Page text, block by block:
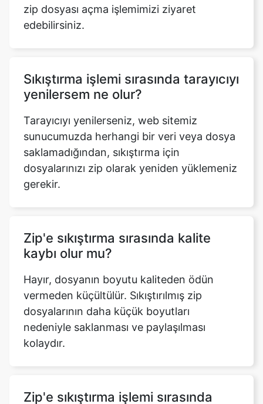
Tarayıcıyı yenilerseniz, web sitemiz
sunucumuzda herhangi bir veri veya dosya
dosyalarınızı zip olarak yeniden yüklemeniz
gerekir.
Zip'e sıkıştırma sırasında kalite
Hayır, dosyanın boyutu kaliteden ödün
vermeden küçültülür. Sıkıştırılmış zip
nedeniyle saklanması ve paylaşılması
kolaydır.
Zip'e sıkıştırma işlemi sırasında
Dosya boyutunun küçültülmesinin kapsamı,